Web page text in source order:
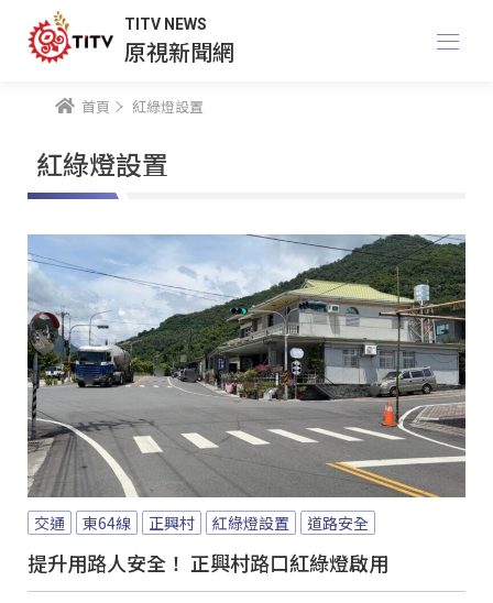
TITV NEWS
原視新聞網
首頁 紅綠燈設置
紅綠燈設置
交通 東64線 正興村 紅綠燈設置 道路安全
提升用路人安全！ 正興村路口紅綠燈啟用